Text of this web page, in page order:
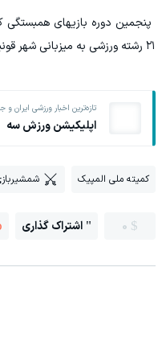
۲۱ رشته ورزشی به میزبانی شهر قونیه ترکیه برگزار می شود.
تازه‌ترین اخبار ورزشی ایران و
اپلیکیشن ورزش سه
کمیته ملی المپیک
0 اشتراک گذاری